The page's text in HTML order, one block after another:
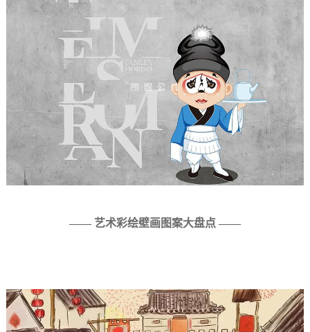
—— 艺术彩绘壁画图案大盘点 ——